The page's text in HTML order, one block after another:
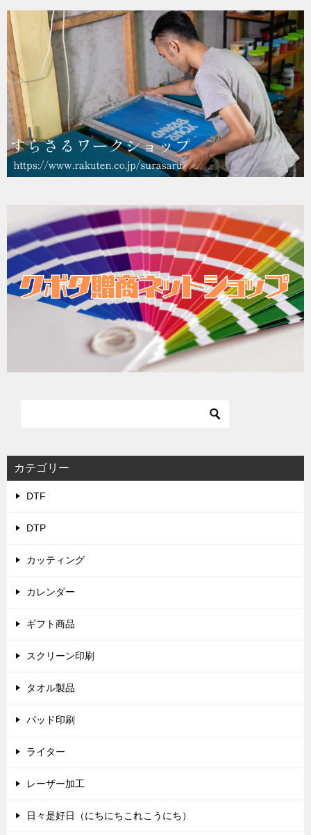
カテゴリー
DTF
DTP
カッティング
カレンダー
ギフト商品
スクリーン印刷
タオル製品
パッド印刷
ライター
レーザー加工
日々是好日（にちにちこれこうにち）